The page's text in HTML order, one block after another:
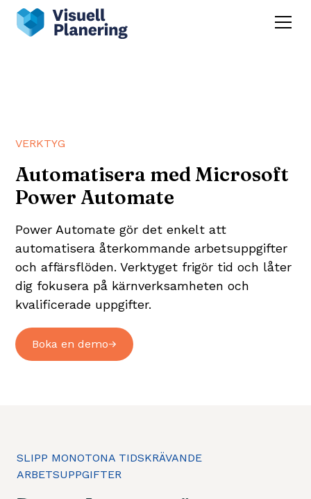
VERKTYG
Automatisera med Microsoft
Power Automate
Power Automate gör det enkelt att
automatisera återkommande arbetsuppgifter
och affärsflöden. Verktyget frigör tid och låter
dig fokusera på kärnverksamheten och
kvalificerade uppgifter.
Boka en demo
SLIPP MONOTONA TIDSKRÄVANDE
ARBETSUPPGIFTER